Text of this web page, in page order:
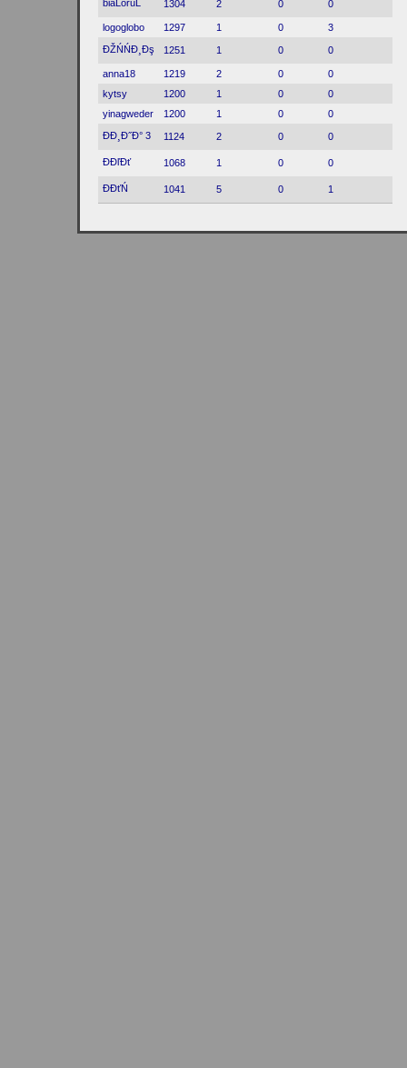
biaĹoruĹ
1304 2 0 0
logoglobo 1297 1 0
3
ĐŽŃŃĐ¸Đş
1251 1 0 0
anna18 1219 2 0
0
kytsy
1200 1 0
0
yinagweder
1200 1 0
0
ĐĐ¸Đ˝Đ° 3
1124 2 0 0
ĐĐľĐť 1068 1 0 0
ĐĐťŃ 1041 5 0 1